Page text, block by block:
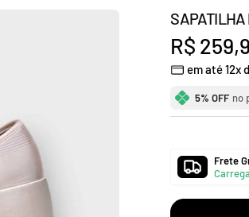
Preço
R$
em até 12x
5% OFF no
Frete